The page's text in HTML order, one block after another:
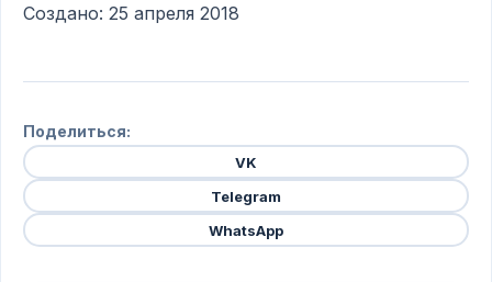
Создано: 25 апреля 2018
Поделиться:
VK
Telegram
WhatsApp